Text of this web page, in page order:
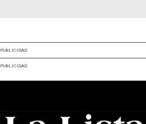
PUBLICIDAD
PUBLICIDAD